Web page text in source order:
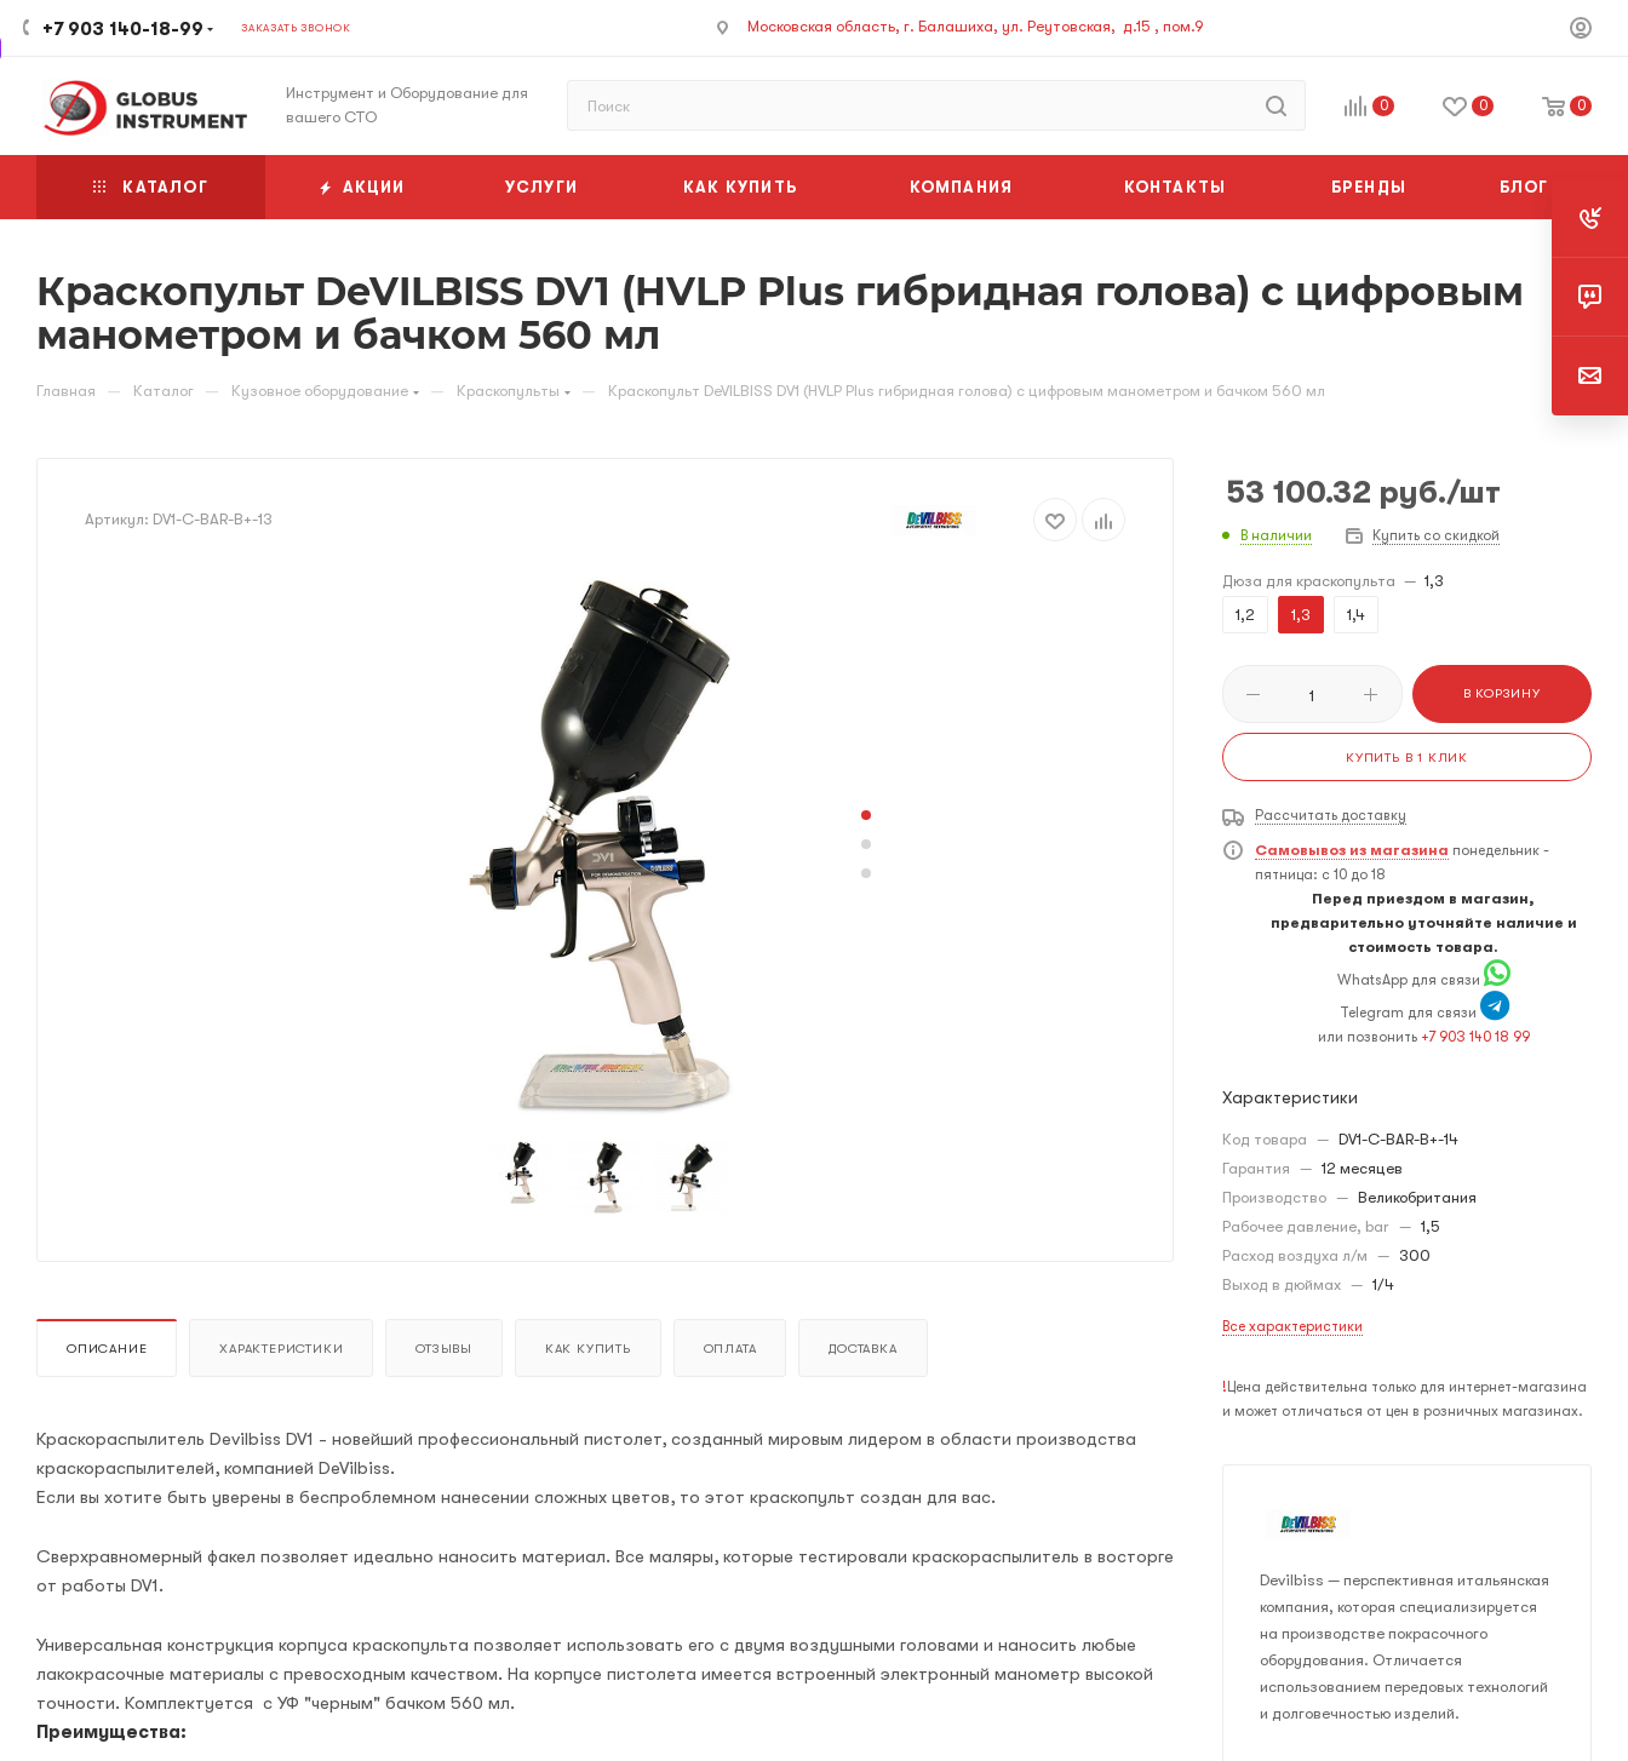
+7 903 140-18-99 ЗАКАЗАТЬ ЗВОНОК Московская область, г. Балашиха, ул. Реутовская, д.15 , пом.9
Инструмент и Оборудование для
вашего СТО
0 0 0
КАТАЛОГ АКЦИИ УСЛУГИ КАК КУПИТЬ КОМПАНИЯ КОНТАКТЫ БРЕНДЫ БЛОГ
Краскопульт DeVILBISS DV1 (HVLP Plus гибридная голова) с цифровым
манометром и бачком 560 мл
Главная — Каталог — Кузовное оборудование — Краскопульты — Краскопульт DeVILBISS DV1 (HVLP Plus гибридная голова) с цифровым манометром и бачком 560 мл
Артикул: DV1-С-BAR-B+-13
ОПИСАНИЕ ХАРАКТЕРИСТИКИ ОТЗЫВЫ КАК КУПИТЬ ОПЛАТА ДОСТАВКА
Краскораспылитель Devilbiss DV1 - новейший профессиональный пистолет, созданный мировым лидером в области производства
краскораспылителей, компанией DeVilbiss.
Если вы хотите быть уверены в беспроблемном нанесении сложных цветов, то этот краскопульт создан для вас.
Сверхравномерный факел позволяет идеально наносить материал. Все маляры, которые тестировали краскораспылитель в восторге
от работы DV1.
Универсальная конструкция корпуса краскопульта позволяет использовать его с двумя воздушными головами и наносить любые
лакокрасочные материалы с превосходным качеством. На корпусе пистолета имеется встроенный электронный манометр высокой
точности. Комплектуется с УФ "черным" бачком 560 мл.
Преимущества:
53 100.32 руб./шт
В наличии Купить со скидкой
Дюза для краскопульта — 1,3
1,2
1,3 1,4
В КОРЗИНУ
КУПИТЬ В 1 КЛИК
Рассчитать доставку
Самовывоз из магазина понедельник -
пятница: с 10 до 18
Перед приездом в магазин,
предварительно уточняйте наличие и
стоимость товара.
WhatsApp для связи
Telegram для связи
или позвонить +7 903 140 18 99
Характеристики
Код товара — DV1-С-BAR-B+-14
Гарантия — 12 месяцев
Производство — Великобритания
Рабочее давление, bar — 1,5
Расход воздуха л/м — 300
Выход в дюймах — 1/4
Все характеристики
! Цена действительна только для интернет-магазина
и может отличаться от цен в розничных магазинах.
Devilbiss — перспективная итальянская
компания, которая специализируется
на производстве покрасочного
оборудования. Отличается
использованием передовых технологий
и долговечностью изделий.